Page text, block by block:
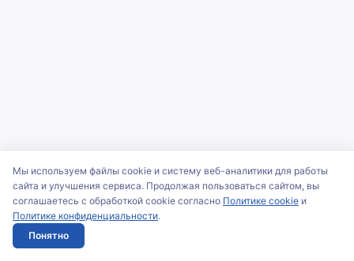
Мы используем файлы cookie и систему веб-аналитики для работы
сайта и улучшения сервиса. Продолжая пользоваться сайтом, вы
соглашаетесь с обработкой cookie согласно Политике cookie и
Политике конфиденциальности.
Понятно